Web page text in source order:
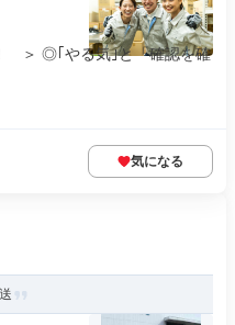
＞ ◎｢やる気｣と「確認を確
気になる